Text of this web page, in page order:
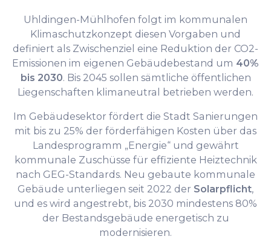
Uhldingen-Mühlhofen folgt im kommunalen
Klimaschutzkonzept diesen Vorgaben und
definiert als Zwischenziel eine Reduktion der CO2-
Emissionen im eigenen Gebäudebestand um 40%
bis 2030. Bis 2045 sollen sämtliche öffentlichen
Liegenschaften klimaneutral betrieben werden.
Im Gebäudesektor fördert die Stadt Sanierungen
mit bis zu 25% der förderfähigen Kosten über das
Landesprogramm „Energie“ und gewährt
kommunale Zuschüsse für effiziente Heiztechnik
nach GEG-Standards. Neu gebaute kommunale
Gebäude unterliegen seit 2022 der Solarpflicht,
und es wird angestrebt, bis 2030 mindestens 80%
der Bestandsgebäude energetisch zu
modernisieren.